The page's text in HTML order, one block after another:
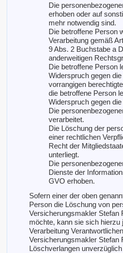
Die
erhoben oder auf
mehr notwendig sind.
Die betroffene Person
Verarbeitung gemäß
9 Abs. 2 Buchstabe a
anderweitigen
Die betroffene Person
Widerspruch gegen
vorrangigen
die betroffene Person
Widerspruch gegen
Die
verarbeitet.
Die Löschung der
einer rechtlichen
Recht der
unterliegt.
Die
Dienste der
GVO erhoben.
Sofern einer der oben
Person die Löschung von
Versicherungsmakler Stefan
möchte, kann sie sich hierzu
Verarbeitung
Versicherungsmakler Stefan
Löschverlangen